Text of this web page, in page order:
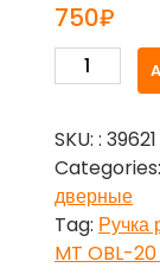
750₽
Ручка
раздельная
(Пунто)
PALMIRA
MT
OBL-
20
SKU: : 39621
Categories:
дверные
Tag: Ручка
MT OBL-